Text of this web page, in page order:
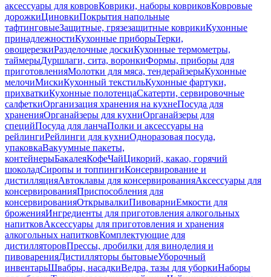
аксессуары для ковровКоврики, наборы ковриковКовровые
дорожкиЦиновкиПокрытия напольные
тафтинговыеЗащитные, грязезащитные коврикиКухонные
принадлежностиКухонные приборыТерки,
овощерезкиРазделочные доскиКухонные термометры,
таймерыДуршлаги, сита, воронкиФормы, приборы для
приготовленияМолотки для мяса, тендерайзерыКухонные
мелочиМискиКухонный текстильКухонные фартуки,
прихваткиКухонные полотенцаСкатерти, сервировочные
салфеткиОрганизация хранения на кухнеПосуда для
храненияОрганайзеры для кухниОрганайзеры для
специйПосуда для ланчаПолки и аксессуары на
рейлингиРейлинги для кухниОдноразовая посуда,
упаковкаВакуумные пакеты,
контейнерыБакалеяКофеЧайЦикорий, какао, горячий
шоколадСиропы и топпингиКонсервирование и
дистилляцияАвтоклавы для консервированияАксессуары для
консервированияПриспособления для
консервированияОткрывалкиПивоварниЕмкости для
броженияИнгредиенты для приготовления алкогольных
напитковАксессуары для приготовления и хранения
алкогольных напитковКомплектующие для
дистилляторовПрессы, дробилки для виноделия и
пивоваренияДистилляторы бытовыеУборочный
инвентарьШвабры, насадкиВедра, тазы для уборкиНаборы